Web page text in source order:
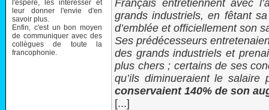
l'espère, les intéresser et
leur donner l'envie d'en
savoir plus.
Enfin, c'est un bon moyen
de communiquer avec des
collègues de toute la
francophonie.
Français entretiennent avec
grands industriels, en fêtant
d’emblée et officiellement son
Ses prédécesseurs
des grands industriels et
plus chers ; certains de ses
qu’ils diminueraient le salaire
conservaient 140% de son
[...]